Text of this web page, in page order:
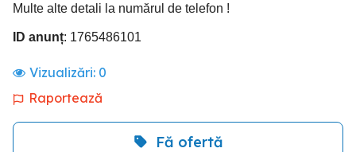
Multe alte detali la numărul de telefon !
ID anunț: 1765486101
Vizualizări: 0
Raportează
Fă ofertă